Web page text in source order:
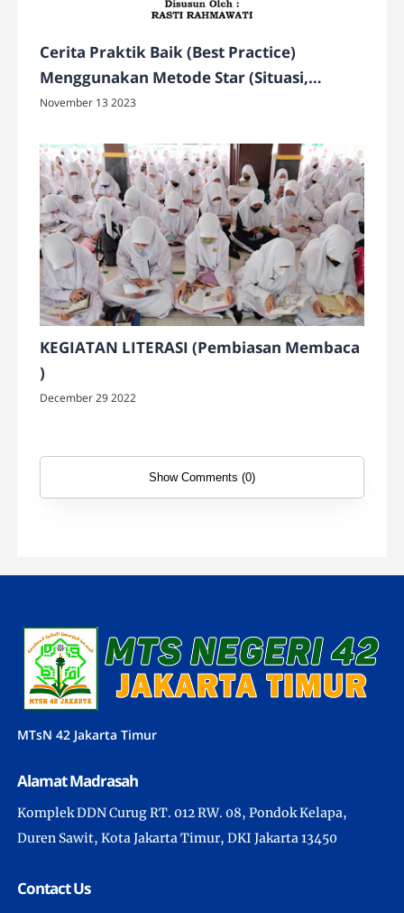
Cerita Praktik Baik (Best Practice)
Menggunakan Metode Star (Situasi,
Tantangan, Aksi, Refleksi Hasil dan
Permasalahan Siswa Dalam Pembelajaran
November 13 2023
KEGIATAN LITERASI (Pembiasan Membaca
)
December 29 2022
Show Comments (0)
MTsN 42 Jakarta Timur
Alamat Madrasah
Komplek DDN Curug RT. 012 RW. 08, Pondok Kelapa,
Duren Sawit, Kota Jakarta Timur, DKI Jakarta 13450
Contact Us